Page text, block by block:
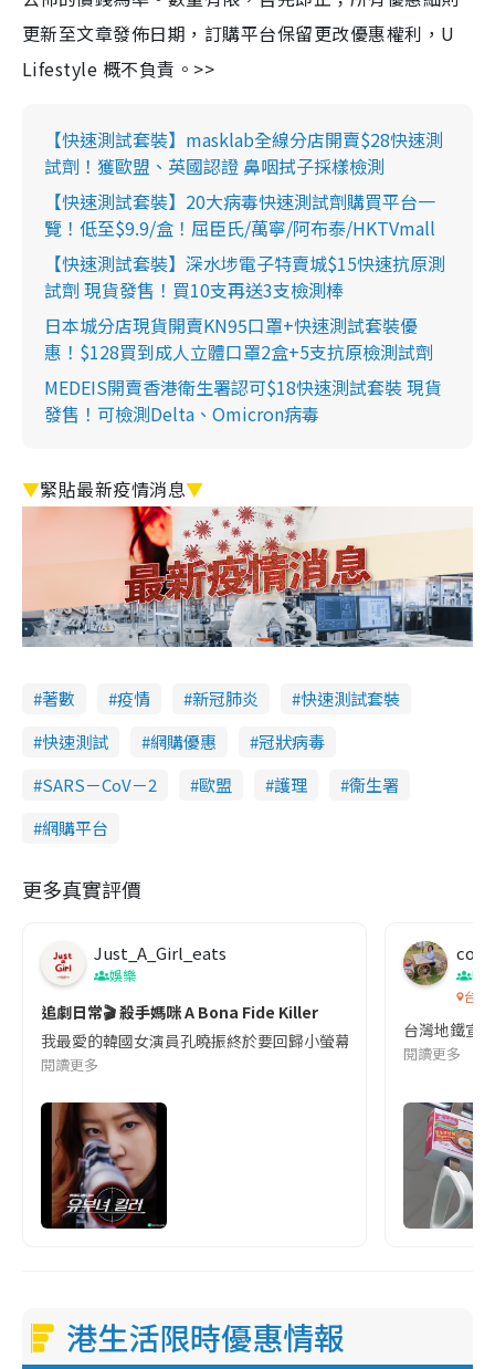
更新至文章發佈日期，訂購平台保留更改優惠權利，U
Lifestyle 概不負責。>>
【快速測試套裝】masklab全線分店開賣$28快速測
試劑！獲歐盟、英國認證 鼻咽拭子採樣檢測
【快速測試套裝】20大病毒快速測試劑購買平台一
覽！低至$9.9/盒！屈臣氏/萬寧/阿布泰/HKTVmall
【快速測試套裝】深水埗電子特賣城$15快速抗原測
試劑 現貨發售！買10支再送3支檢測棒
日本城分店現貨開賣KN95口罩+快速測試套裝優
惠！$128買到成人立體口罩2盒+5支抗原檢測試劑
MEDEIS開賣香港衛生署認可$18快速測試套裝 現貨
發售！可檢測Delta、Omicron病毒
▼緊貼最新疫情消息▼
著數 疫情 新冠肺炎
快速測試套裝
快速測試
網購優惠
冠狀病毒
SARS－CoV－2
歐盟 護理
衞生署
網購平台
更多真實評價
Just_A_Girl_eats
娛樂
追劇日常🎬 殺手媽咪 A Bona Fide Killer
我最愛的韓國女演員孔曉振終於要回歸小螢幕啦!這次的劇本改編
閱讀更多
co
吹
台灣
台灣地鐵宣
閱讀更多
港生活限時優惠情報